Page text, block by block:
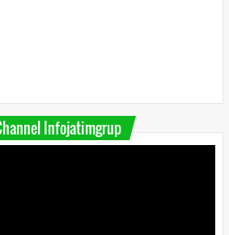
Infojatimgrup